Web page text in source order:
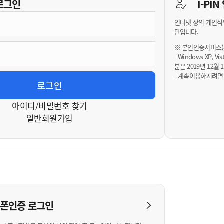
그인
아이디/비밀번호 찾기
일반회원가입
I-PIN
인터넷 상의 개인
단입니다.
※ 본인인증서비스
- Windows XP,
분은 2019년 12월
- 계속이용하시려
인증로그인